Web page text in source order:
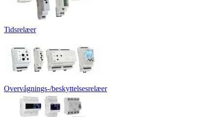
Tidsrelæer
Overvågnings-/beskyttelsesrelæer